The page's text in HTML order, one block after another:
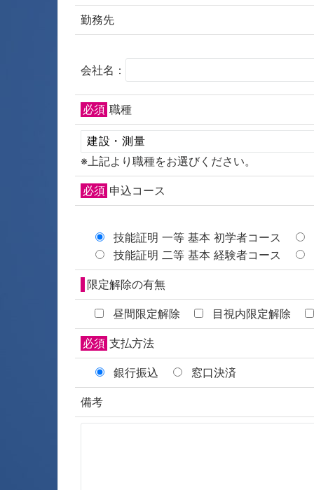
勤務先
会社名：
必須 職種
※上記より職種をお選びください。
必須 申込コース
技能証明 一等 基本 初学者コース
技能証明 二等 基本 経験者コース
限定解除の有無
昼間限定解除 目視内限定解除
必須 支払方法
銀行振込 窓口決済
備考